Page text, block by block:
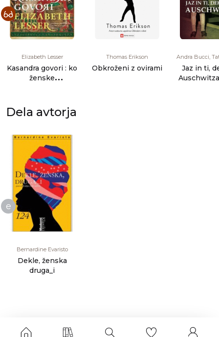
Elizabeth Lesser
Kasandra govori : ko
ženske
Thomas Erikson
Obkroženi z ovirami
Andra Bucci,
Jaz in ti,
Dela avtorja
e
Bernardine Evaristo
Dekle, ženska
druga_i